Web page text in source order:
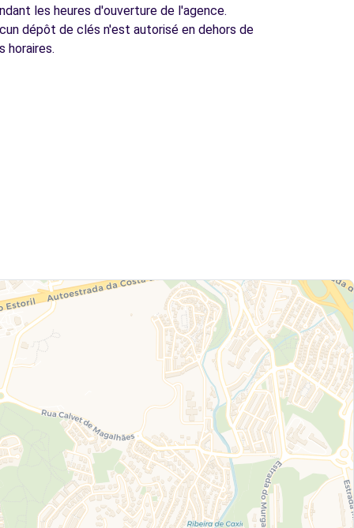
les heures d'ouverture de l'agence.
dépôt de clés n'est autorisé en dehors de
horaires.